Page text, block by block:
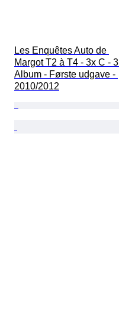
Les Enquêtes Auto de
Margot T2 à T4 - 3x C - 3
Album - Første udgave -
2010/2012